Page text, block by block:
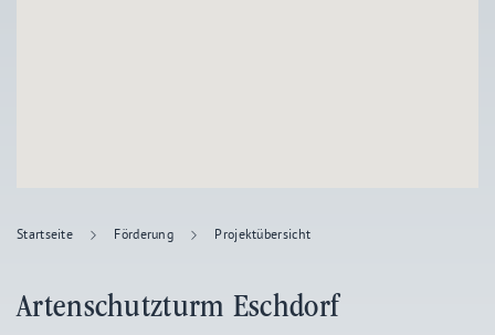
Startseite Förderung Projektübersicht
Artenschutzturm Eschdorf